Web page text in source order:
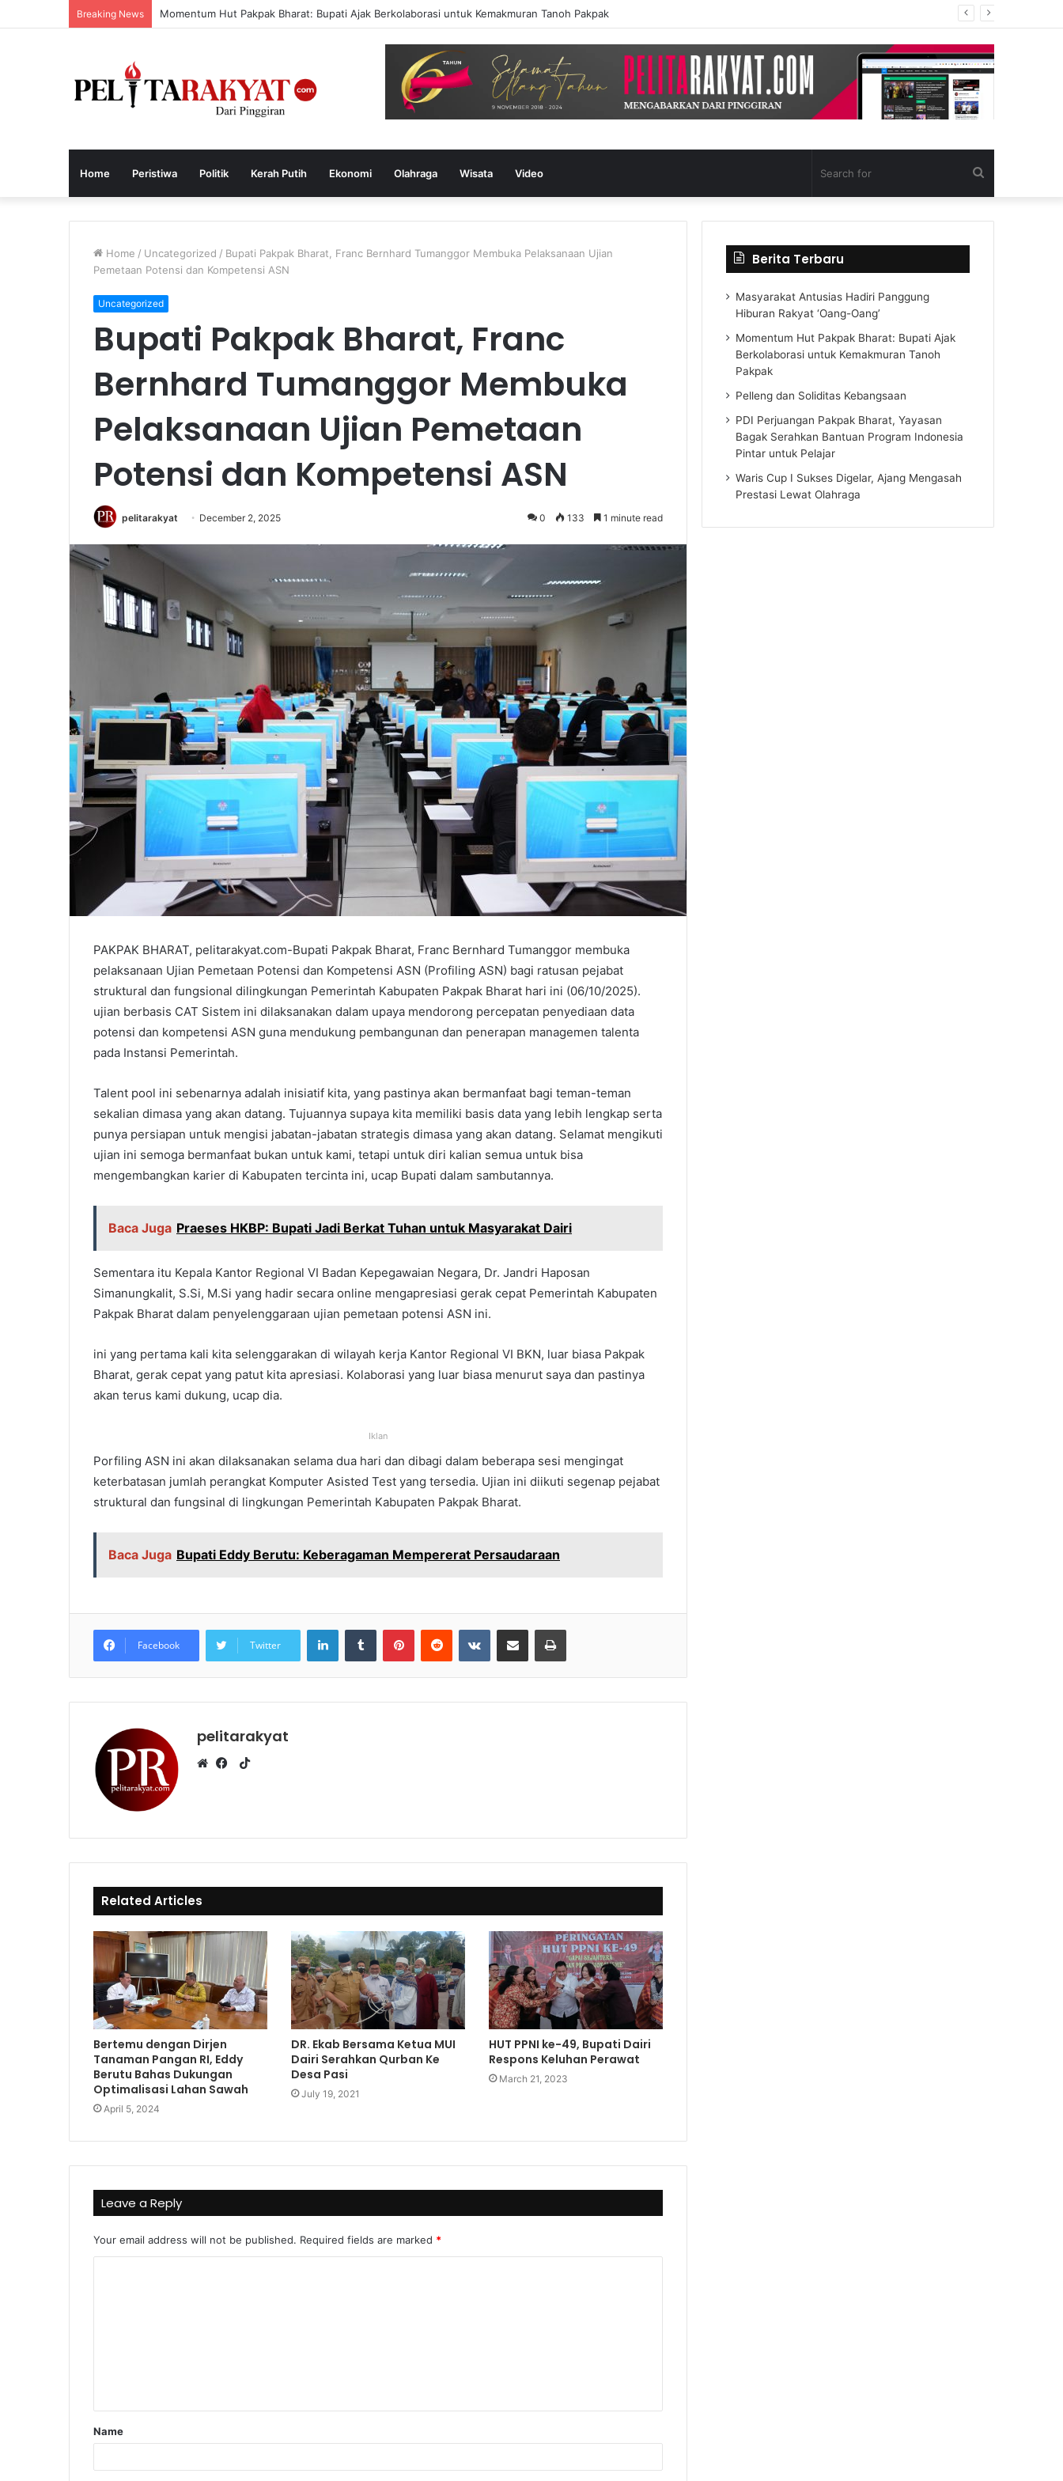
Breaking News Momentum Hut Pakpak Bharat: Bupati Ajak Berkolaborasi untuk Kemakmuran Tanoh Pakpak
Home Peristiwa Politik Kerah Putih Ekonomi Olahraga Wisata Video
for
Home / Uncategorized / Bupati Pakpak Bharat, Franc Bernhard Tumanggor Membuka Pelaksanaan Ujian
Pemetaan Potensi dan Kompetensi ASN
Uncategorized
Bupati Pakpak Bharat, Franc
Bernhard Tumanggor Membuka
Pelaksanaan Ujian Pemetaan
Potensi dan Kompetensi ASN
pelitarakyat December 2, 2025 0 133 1 minute read
PAKPAK BHARAT, pelitarakyat.com-Bupati Pakpak Bharat, Franc Bernhard Tumanggor membuka
pelaksanaan Ujian Pemetaan Potensi dan Kompetensi ASN (Profiling ASN) bagi ratusan pejabat
struktural dan fungsional dilingkungan Pemerintah Kabupaten Pakpak Bharat hari ini (06/10/2025).
ujian berbasis CAT Sistem ini dilaksanakan dalam upaya mendorong percepatan penyediaan data
potensi dan kompetensi ASN guna mendukung pembangunan dan penerapan managemen talenta
pada Instansi Pemerintah.
Talent pool ini sebenarnya adalah inisiatif kita, yang pastinya akan bermanfaat bagi teman-teman
sekalian dimasa yang akan datang. Tujuannya supaya kita memiliki basis data yang lebih lengkap serta
punya persiapan untuk mengisi jabatan-jabatan strategis dimasa yang akan datang. Selamat mengikuti
ujian ini semoga bermanfaat bukan untuk kami, tetapi untuk diri kalian semua untuk bisa
mengembangkan karier di Kabupaten tercinta ini, ucap Bupati dalam sambutannya.
Baca Juga Praeses HKBP: Bupati Jadi Berkat Tuhan untuk Masyarakat Dairi
Sementara itu Kepala Kantor Regional VI Badan Kepegawaian Negara, Dr. Jandri Haposan
Simanungkalit, S.Si, M.Si yang hadir secara online mengapresiasi gerak cepat Pemerintah Kabupaten
Pakpak Bharat dalam penyelenggaraan ujian pemetaan potensi ASN ini.
ini yang pertama kali kita selenggarakan di wilayah kerja Kantor Regional VI BKN, luar biasa Pakpak
Bharat, gerak cepat yang patut kita apresiasi. Kolaborasi yang luar biasa menurut saya dan pastinya
akan terus kami dukung, ucap dia.
Iklan
Porfiling ASN ini akan dilaksanakan selama dua hari dan dibagi dalam beberapa sesi mengingat
keterbatasan jumlah perangkat Komputer Asisted Test yang tersedia. Ujian ini diikuti segenap pejabat
struktural dan fungsinal di lingkungan Pemerintah Kabupaten Pakpak Bharat.
Baca Juga Bupati Eddy Berutu: Keberagaman Mempererat Persaudaraan
Facebook Twitter
pelitarakyat
s
e
k
T
o
Related Articles
Bertemu dengan Dirjen
Tanaman Pangan RI, Eddy
Berutu Bahas Dukungan
Optimalisasi Lahan Sawah
April 5, 2024
DR. Ekab Bersama Ketua MUI
Dairi Serahkan Qurban Ke
Desa Pasi
July 19, 2021
HUT PPNI ke-49, Bupati Dairi
Respons Keluhan Perawat
March 21, 2023
Leave a Reply
Your email address will not be published. Required fields are marked *
t
*
Name
Berita Terbaru
Masyarakat Antusias Hadiri Panggung
Hiburan Rakyat ‘Oang-Oang’
Momentum Hut Pakpak Bharat: Bupati Ajak
Berkolaborasi untuk Kemakmuran Tanoh
Pakpak
Pelleng dan Soliditas Kebangsaan
PDI Perjuangan Pakpak Bharat, Yayasan
Bagak Serahkan Bantuan Program Indonesia
Pintar untuk Pelajar
Waris Cup I Sukses Digelar, Ajang Mengasah
Prestasi Lewat Olahraga